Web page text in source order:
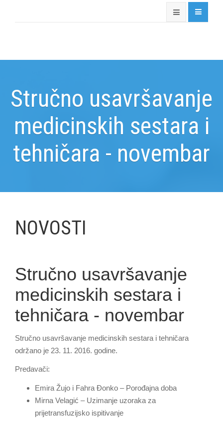
Stručno usavršavanje
medicinskih sestara i
tehničara - novembar
NOVOSTI
Stručno usavršavanje
medicinskih sestara i
tehničara - novembar
Stručno usavršavanje medicinskih sestara i tehničara
održano je 23. 11. 2016. godine.
Predavači:
Emira Žujo i Fahra Đonko – Porođajna doba
Mirna Velagić – Uzimanje uzoraka za
prijetransfuzijsko ispitivanje